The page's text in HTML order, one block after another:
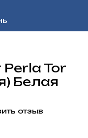
Tor
Белая
отзыв